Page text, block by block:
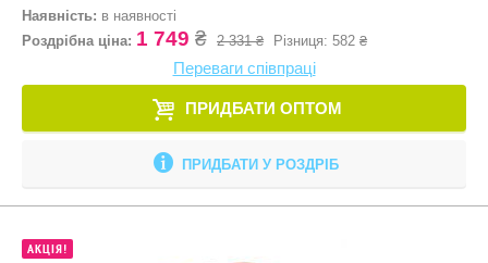
Наявність: в наявності
Роздрібна ціна: 1 749 ₴ 2 331 ₴ Різниця: 582 ₴
Переваги співпраці
ПРИДБАТИ ОПТОМ
ПРИДБАТИ У РОЗДРІБ
АКЦІЯ!